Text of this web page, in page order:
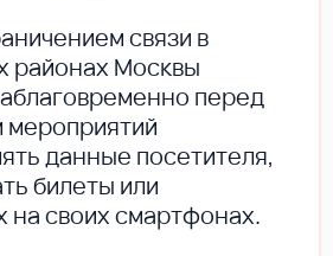
связи в
районах Москвы
перед
данные посетителя,
билеты или
на своих смартфонах.